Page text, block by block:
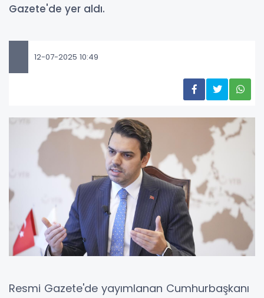
Gazete'de yer aldı.
12-07-2025 10:49
Resmi Gazete'de yayımlanan Cumhurbaşkanı